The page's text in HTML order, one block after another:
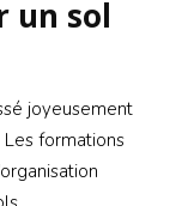
un sol
joyeusement
formations